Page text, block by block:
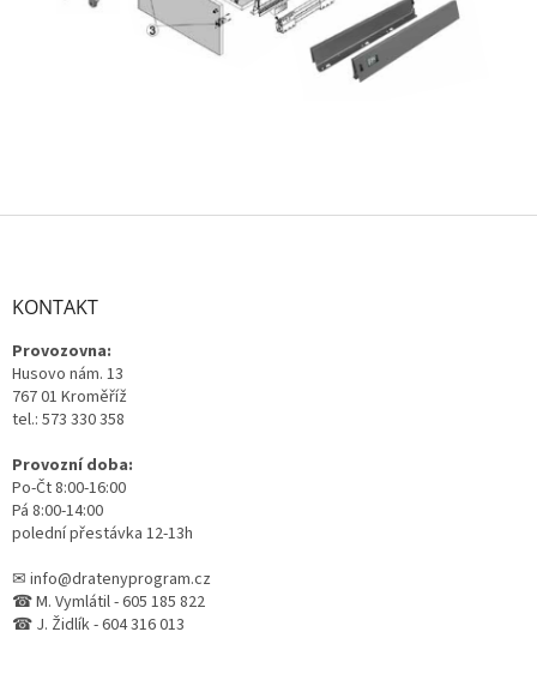
Z
KONTAKT
Provozovna:
Husovo nám. 13
767 01 Kroměříž
tel.: 573 330 358
Provozní doba:
Po-Čt 8:00-16:00
Pá 8:00-14:00
polední přestávka 12-13h
✉ info@dratenyprogram.cz
☎ M. Vymlátil - 605 185 822
☎ J. Židlík - 604 316 013